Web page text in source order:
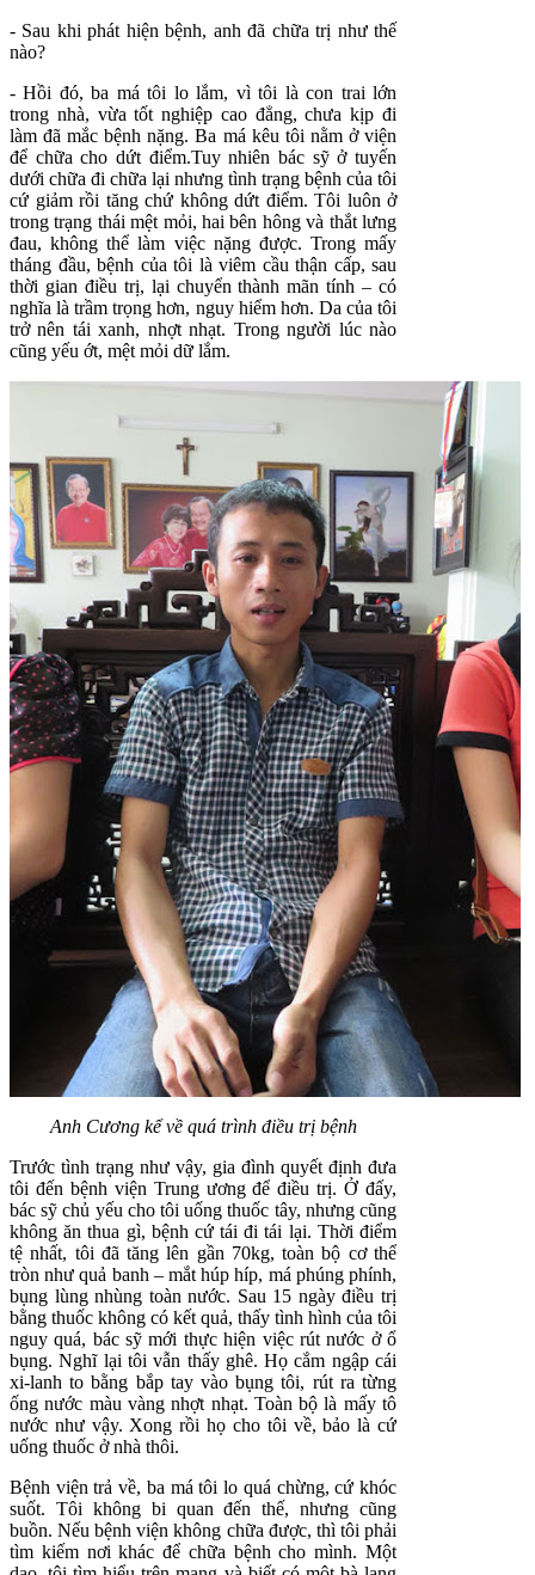
- Sau khi phát hiện bệnh, anh đã chữa trị như thế
nào?
- Hồi đó, ba má tôi lo lắm, vì tôi là con trai lớn
trong nhà, vừa tốt nghiệp cao đẳng, chưa kịp đi
làm đã mắc bệnh nặng. Ba má kêu tôi nằm ở viện
để chữa cho dứt điểm.Tuy nhiên bác sỹ ở tuyến
dưới chữa đi chữa lại nhưng tình trạng bệnh của tôi
cứ giảm rồi tăng chứ không dứt điểm. Tôi luôn ở
trong trạng thái mệt mỏi, hai bên hông và thắt lưng
đau, không thể làm việc nặng được. Trong mấy
tháng đầu, bệnh của tôi là viêm cầu thận cấp, sau
thời gian điều trị, lại chuyển thành mãn tính – có
nghĩa là trầm trọng hơn, nguy hiểm hơn. Da của tôi
trở nên tái xanh, nhợt nhạt. Trong người lúc nào
cũng yếu ớt, mệt mỏi dữ lắm.
Anh Cương kể về quá trình điều trị bệnh
Trước tình trạng như vậy, gia đình quyết định đưa
tôi đến bệnh viện Trung ương để điều trị. Ở đấy,
bác sỹ chủ yếu cho tôi uống thuốc tây, nhưng cũng
không ăn thua gì, bệnh cứ tái đi tái lại. Thời điểm
tệ nhất, tôi đã tăng lên gần 70kg, toàn bộ cơ thể
tròn như quả banh – mắt húp híp, má phúng phính,
bụng lùng nhùng toàn nước. Sau 15 ngày điều trị
bằng thuốc không có kết quả, thấy tình hình của tôi
nguy quá, bác sỹ mới thực hiện việc rút nước ở ổ
bụng. Nghĩ lại tôi vẫn thấy ghê. Họ cắm ngập cái
xi-lanh to bằng bắp tay vào bụng tôi, rút ra từng
ống nước màu vàng nhợt nhạt. Toàn bộ là mấy tô
nước như vậy. Xong rồi họ cho tôi về, bảo là cứ
uống thuốc ở nhà thôi.
Bệnh viện trả về, ba má tôi lo quá chừng, cứ khóc
suốt. Tôi không bi quan đến thế, nhưng cũng
buồn. Nếu bệnh viện không chữa được, thì tôi phải
tìm kiếm nơi khác để chữa bệnh cho mình. Một